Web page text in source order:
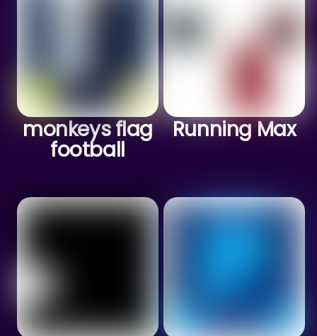
monkeys flag
football
Running Max